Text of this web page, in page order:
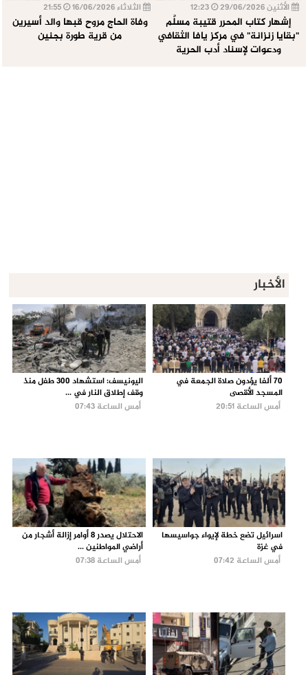
الأثنين 29/06/2026
إشهار كتاب المحرر قتيبة مسلَّم
"بقايا زنزانة" في مركز يافا الثقافي
ودعوات لإسناد أدب الحرية
الثلاثاء 16/06/2026
وفاة الحاج مروح قبها والد أسيرين
من قرية طورة بجنين
الأخبار
70 ألفا يؤدون صلاة الجمعة في
المسجد الأقصى
أمس الساعة 20:51
اليونيسف: استشهاد 300 طفل منذ
وقف إطلاق النار في ...
أمس الساعة 07:43
اسرائيل تضع خطة لإيواء جواسيسها
في غزة
أمس الساعة 07:42
الاحتلال يصدر 8 أوامر إزالة أشجار من
أراضي المواطنين ...
أمس الساعة 07:38